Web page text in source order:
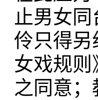
止男女
伶只得另
女戏规
之同意